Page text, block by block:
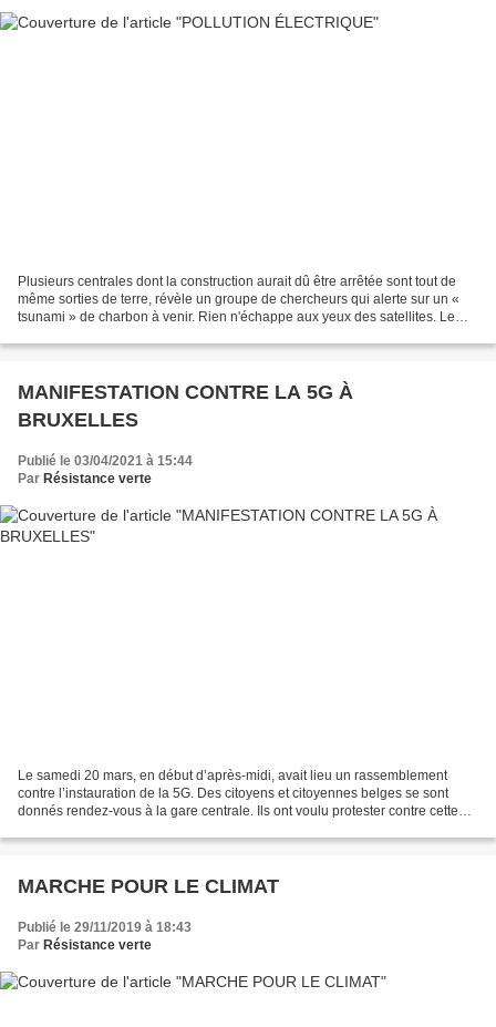
Plusieurs centrales dont la construction aurait dû être arrêtée sont tout de
même sorties de terre, révèle un groupe de chercheurs qui alerte sur un «
tsunami » de charbon à venir. Rien n'échappe aux yeux des satellites. Le
MANIFESTATION CONTRE LA 5G À
BRUXELLES
Publié le 03/04/2021 à 15:44
Par Résistance verte
Le samedi 20 mars, en début d’après-midi, avait lieu un rassemblement
contre l’instauration de la 5G. Des citoyens et citoyennes belges se sont
donnés rendez-vous à la gare centrale. Ils ont voulu protester contre cette
MARCHE POUR LE CLIMAT
Publié le 29/11/2019 à 18:43
Par Résistance verte